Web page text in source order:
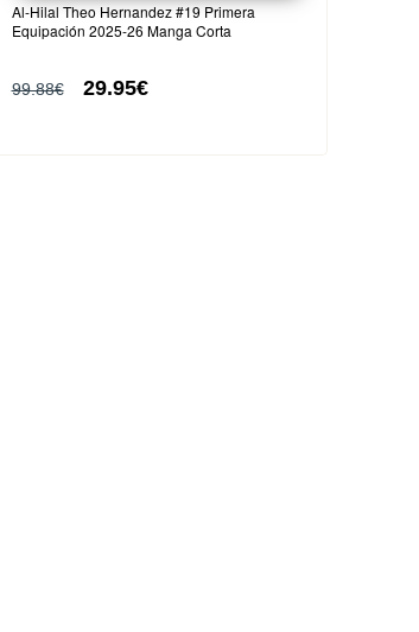
Al-Hilal Theo Hernandez #19 Primera
Equipación 2025-26 Manga Corta
99.88€ 29.95€